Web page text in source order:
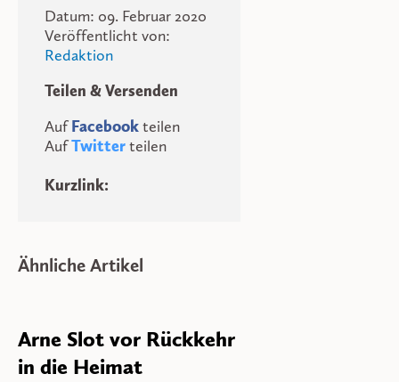
Datum: 09. Februar 2020
Veröffentlicht von:
Redaktion
Teilen & Versenden
AufFacebookteilen
AufTwitterteilen
Kurzlink:
Ähnliche Artikel
Arne Slot vor Rückkehr
in die Heimat